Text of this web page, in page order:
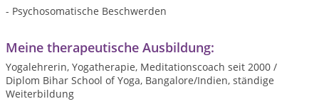
- Psychosomatische Beschwerden
Meine therapeutische Ausbildung:
Yogalehrerin, Yogatherapie, Meditationscoach seit 2000 /
Diplom Bihar School of Yoga, Bangalore/Indien, ständige
Weiterbildung